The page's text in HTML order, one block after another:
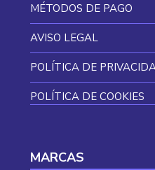
MÉTODOS DE PAGO
AVISO LEGAL
POLÍTICA DE
POLÍTICA DE COOKIES
MARCAS